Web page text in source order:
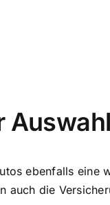
ebenfalls
die